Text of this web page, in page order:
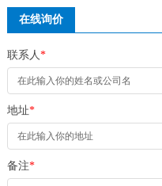
在线询价
联系人 *
地址*
备注*